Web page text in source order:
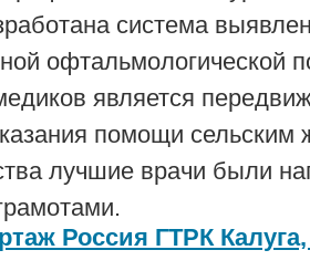
система
офтальмологической
является
помощи сельским
лучшие врачи были
Россия ГТРК